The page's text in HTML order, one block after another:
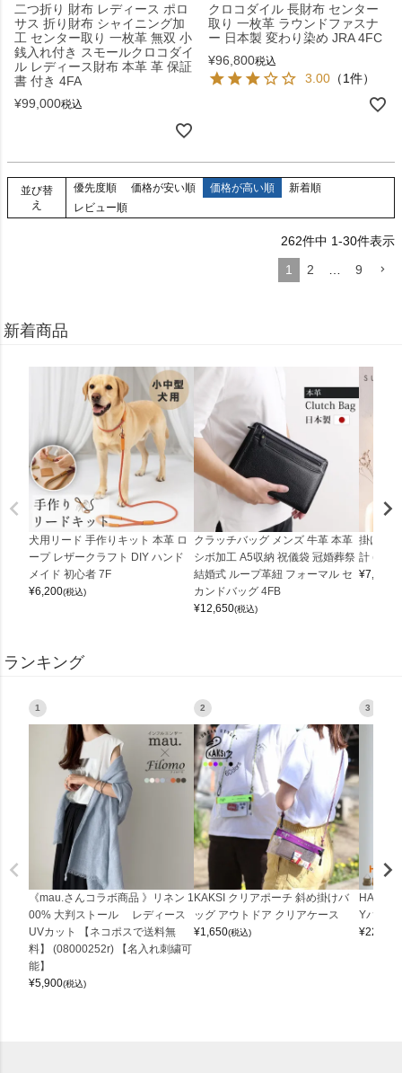
二つ折り 財布 レディース ポロ
サス 折り財布 シャイニング加
工 センター取り 一枚革 無双 小
銭入れ付き スモールクロコダイ
ル レディース財布 本革 革 保証
書 付き 4FA
¥99,000税込
クロコダイル 長財布 センター
取り 一枚革 ラウンドファスナ
ー 日本製 変わり染め JRA 4FC
¥96,800税込
3.00 （1件）
並び替
え
優先度順 価格が安い順 価格が高い順
新着順
レビュー順
262件中 1-30件表示
1
2 9
新着商品
犬用リード 手作りキット 本革 ロ
ープ レザークラフト DIY ハンド
メイド 初心者 7F
¥6,200(税込)
クラッチバッグ メンズ 牛革 本革
シボ加工 A5収納 祝儀袋 冠婚葬祭
結婚式 ループ革紐 フォーマル セ
カンドバッグ 4FB
¥12,650(税込)
掛け時
計
¥7,150
ランキング
1
《mau.さんコラボ商品 》リネン 1
00% 大判ストール レディース
UVカット 【ネコポスで送料無
料】 (08000252r) 【名入れ刺繍可
能】
¥5,900(税込)
2
KAKSI クリアポーチ 斜め掛けバ
ッグ アウトドア クリアケース
¥1,650(税込)
3
Yバッグ
¥22,000